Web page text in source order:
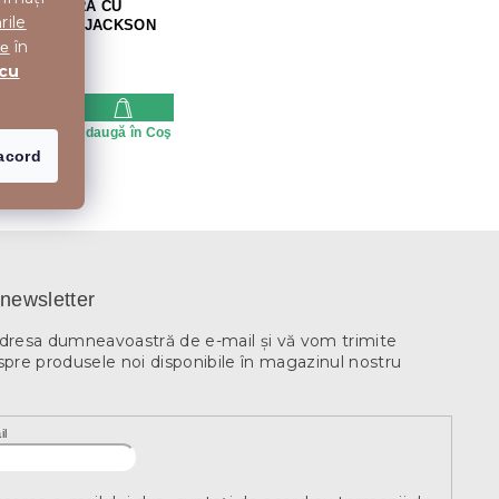
în
TV NEAGRA CU
STEJAR JACKSON
ELISEO
Adaugă în Coş
dumneavoastră de e-mail şi vă vom trimite
produsele noi disponibile în magazinul nostru